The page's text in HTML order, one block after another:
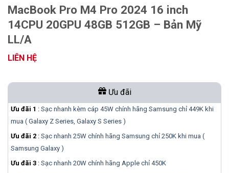
MacBook Pro M4 Pro 2024 16 inch
14CPU 20GPU 48GB 512GB – Bản Mỹ
LL/A
LIÊN HỆ
Ưu đãi
Ưu đãi 1 : Sạc nhanh kèm cáp 45W chính hãng Samsung chỉ 449K khi
mua ( Galaxy Z Series, Galaxy S Series )
Ưu đãi 2 : Sạc nhanh 25W chính hãng Samsung chỉ 250K khi mua (
Samsung Galaxy )
Ưu đãi 3 : Sạc nhanh 20W chính hãng Apple chỉ 450K